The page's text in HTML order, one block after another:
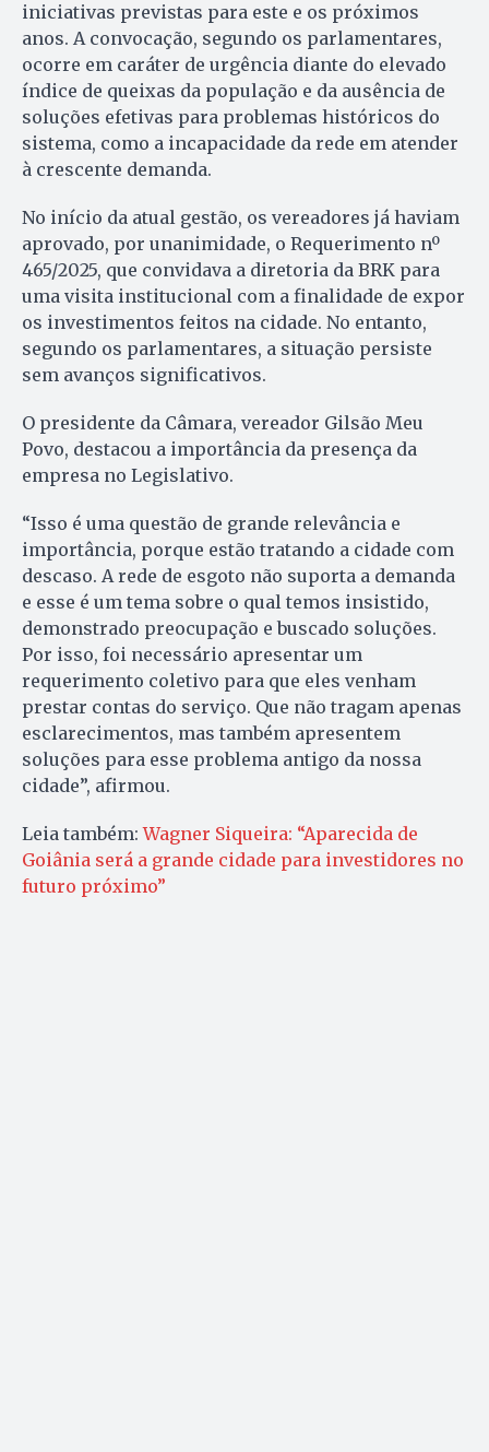
iniciativas previstas para este e os próximos
anos. A convocação, segundo os parlamentares,
ocorre em caráter de urgência diante do elevado
índice de queixas da população e da ausência de
soluções efetivas para problemas históricos do
sistema, como a incapacidade da rede em atender
à crescente demanda.
No início da atual gestão, os vereadores já haviam
aprovado, por unanimidade, o Requerimento nº
465/2025, que convidava a diretoria da BRK para
uma visita institucional com a finalidade de expor
os investimentos feitos na cidade. No entanto,
segundo os parlamentares, a situação persiste
sem avanços significativos.
O presidente da Câmara, vereador Gilsão Meu
Povo, destacou a importância da presença da
empresa no Legislativo.
“Isso é uma questão de grande relevância e
importância, porque estão tratando a cidade com
descaso. A rede de esgoto não suporta a demanda
e esse é um tema sobre o qual temos insistido,
demonstrado preocupação e buscado soluções.
Por isso, foi necessário apresentar um
requerimento coletivo para que eles venham
prestar contas do serviço. Que não tragam apenas
esclarecimentos, mas também apresentem
soluções para esse problema antigo da nossa
cidade”, afirmou.
Leia também:Wagner Siqueira: “Aparecida de
Goiânia será a grande cidade para investidores no
futuro próximo”